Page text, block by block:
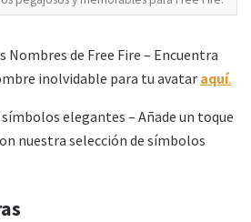
Nombres de Free Fire – Encuentra
inolvidable para tu avatar aquí.
elegantes – Añade un toque
nuestra selección de símbolos